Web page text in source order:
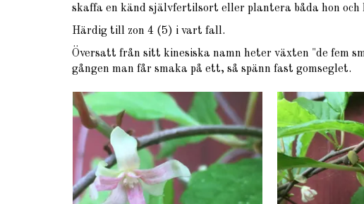
skaffa en känd självfertilsort eller plantera båda hon och
Härdig till zon 4 (5) i vart fall.
Översatt från sitt kinesiska namn heter växten "de fem
gången man får smaka på ett, så spänn fast gomseglet.